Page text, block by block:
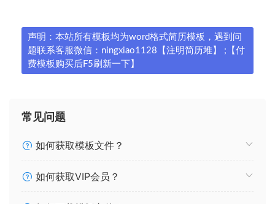
声明：本站所有模板均为word格式简历模板，遇到问
题联系客服微信：ningxiao1128【注明简历堆】 ;【付
费模板购买后F5刷新一下】
常见问题
如何获取模板文件？
如何获取VIP会员？